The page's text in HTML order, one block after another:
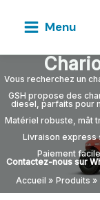
Menu
Vous recherchez un
GSH propose des
diesel, parfaits pour
Matériel robuste, mât
Livraison express
Paiement
Contactez-nous sur
Accueil
Produits